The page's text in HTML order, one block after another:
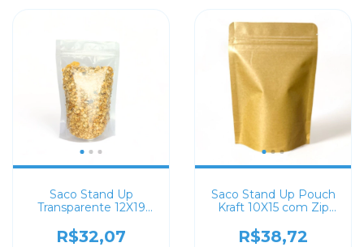
Saco Stand Up
Transparente 12X19
R$32,07
Saco Stand Up Pouch
Kraft 10X15 com Zip
R$38,72